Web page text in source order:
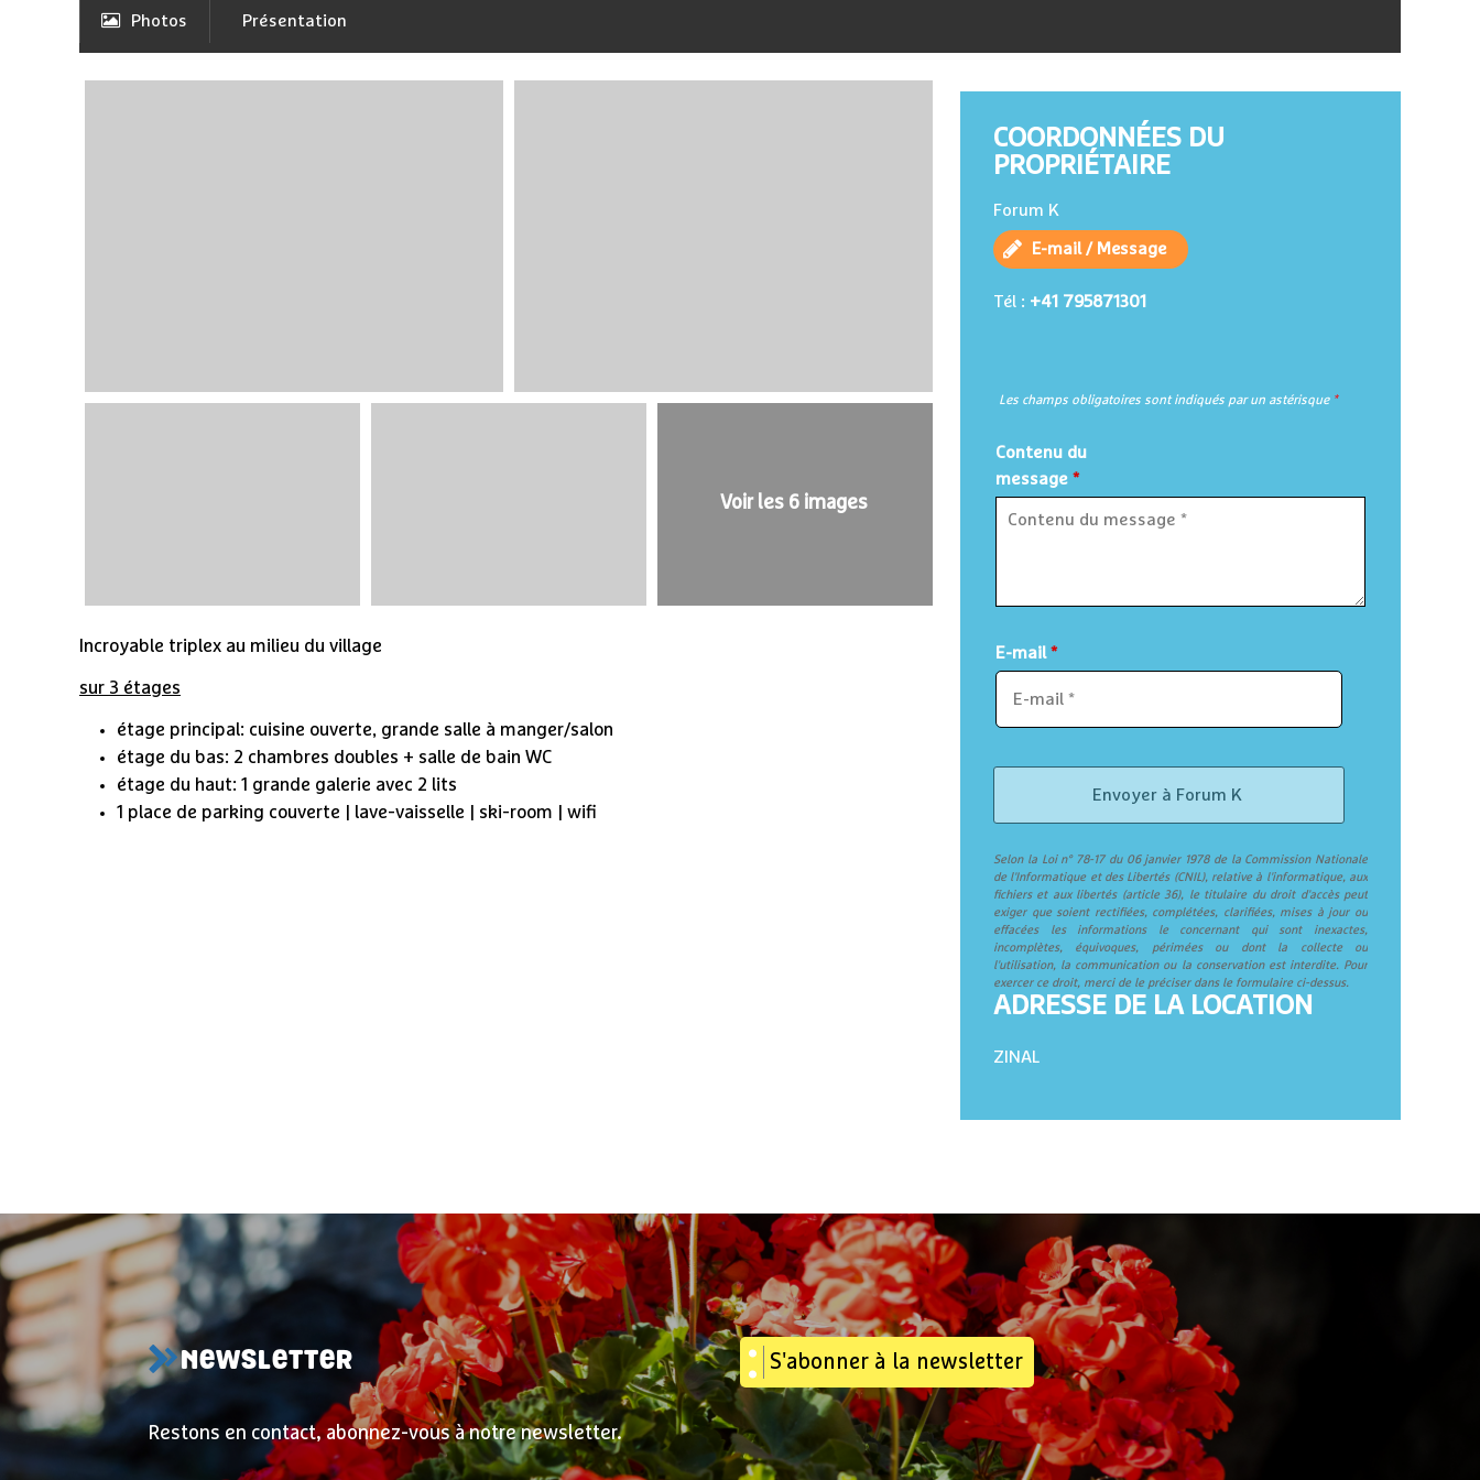
Photos Présentation
Voir les 6 images
Incroyable triplex au milieu du village
sur 3 étages
étage principal: cuisine ouverte, grande salle à manger/salon
étage du bas: 2 chambres doubles + salle de bain WC
étage du haut: 1 grande galerie avec 2 lits
1 place de parking couverte | lave-vaisselle | ski-room | wifi
COORDONNÉES DU
PROPRIÉTAIRE
Forum K
E-mail / Message
Tél : +41 795871301
Les champs obligatoires sont indiqués par un astérisque *
Contenu du
message *
E-mail*
Selon la Loi n° 78-17 du 06 janvier 1978 de la Commission Nationale
de l'Informatique et des Libertés (CNIL), relative à l'informatique, aux
fichiers et aux libertés (article 36), le titulaire du droit d'accès peut
exiger que soient rectifiées, complétées, clarifiées, mises à jour ou
effacées les informations le concernant qui sont inexactes,
incomplètes, équivoques, périmées ou dont la collecte ou
l'utilisation, la communication ou la conservation est interdite. Pour
exercer ce droit, merci de le préciser dans le formulaire ci-dessus.
ADRESSE DE LA LOCATION
ZINAL
NEWSLETTER
Restons en contact, abonnez-vous à notre newsletter.
S'abonner à la newsletter